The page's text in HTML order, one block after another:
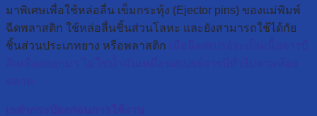
มาพิเศษเพื่อใช้หล่อลื่น เข็มกระทุ้ง (Ejector pins) ของแม่พิมพ์
ฉีดพลาสติก ใช้หล่อลื่นชิ้นส่วนโลหะ และยังสามารถใช้ได้กัย
ชิ้นส่วนประเภทยาง หรือพลาสติก